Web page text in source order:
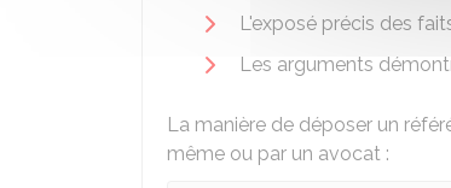
L'exposé précis des
Les arguments
La manière de déposer un
même ou par un avocat :